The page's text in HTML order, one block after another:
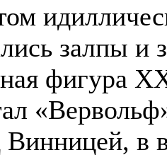
залпы и
фигура
в